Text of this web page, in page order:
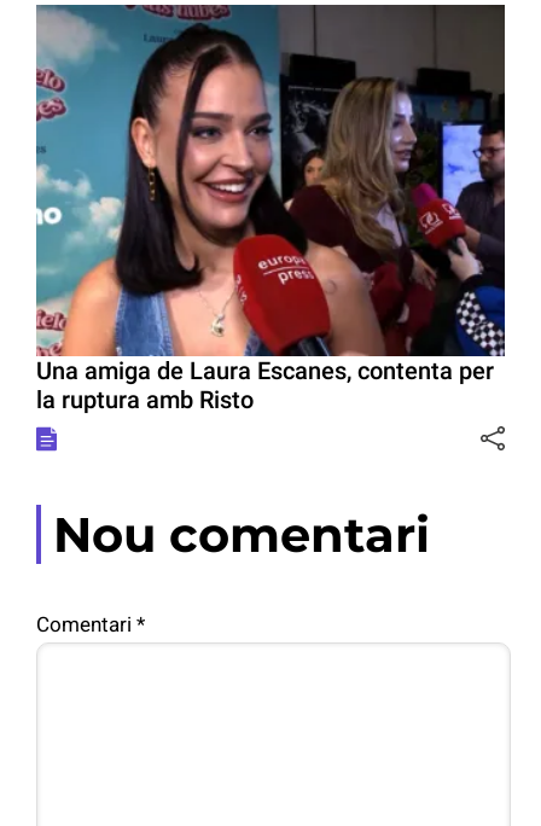
Una amiga de Laura Escanes, contenta per
la ruptura amb Risto
Nou comentari
Comentari *